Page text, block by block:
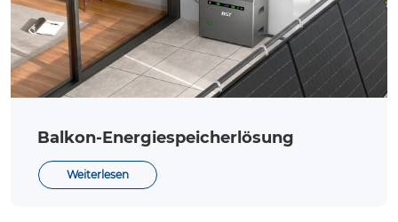
Balkon-Energiespeicherlösung
Weiterlesen